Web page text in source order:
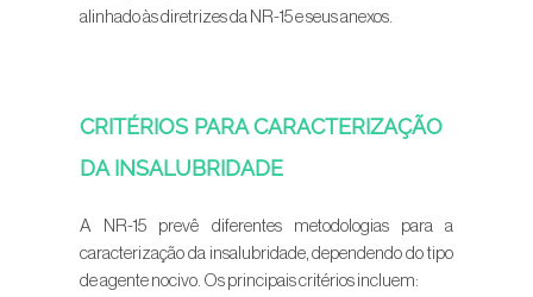
alinhado às diretrizes da NR-15 e seus anexos.
CRITÉRIOS PARA CARACTERIZAÇÃO
DA INSALUBRIDADE
A NR-15 prevê diferentes metodologias para a
caracterização da insalubridade, dependendo do tipo
de agente nocivo. Os principais critérios incluem: